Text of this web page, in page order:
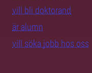
vill bli doktorand
är alumn
vill söka jobb hos oss